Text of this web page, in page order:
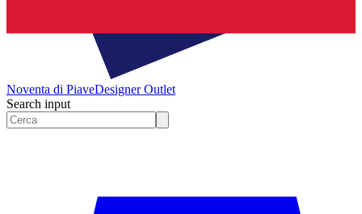
Noventa di PiaveDesigner Outlet
Search input